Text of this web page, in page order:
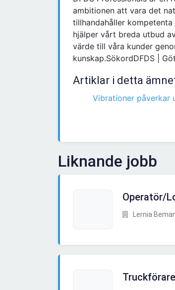
ambitionen att vara det
tillhandahåller
hjälper vårt breda utbud
värde till våra kunder
kunskap.SökordDFDS |
Artiklar i detta
Vibrationer påverkar
Liknande jobb
Operatör/
Lernia
Truckförare